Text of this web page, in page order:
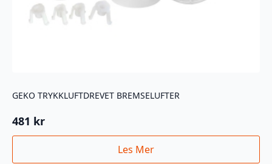
GEKO TRYKKLUFTDREVET BREMSELUFTER
481 kr
Les Mer